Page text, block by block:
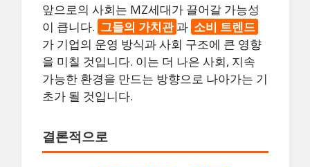
앞으로의 사회는 MZ세대가 끌어갈 가능성
이 큽니다. 그들의 가치관 과 소비 트렌드
가 기업의 운영 방식과 사회 구조에 큰 영향
을 미칠 것입니다. 이는 더 나은 사회, 지속
가능한 환경을 만드는 방향으로 나아가는 기
초가 될 것입니다.
결론적으로